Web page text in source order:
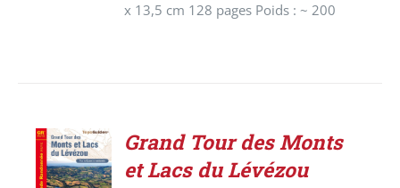
x 13,5 cm 128 pages Poids : ~ 200
AJOUTER
AU
Grand Tour des Monts
et Lacs du Lévézou